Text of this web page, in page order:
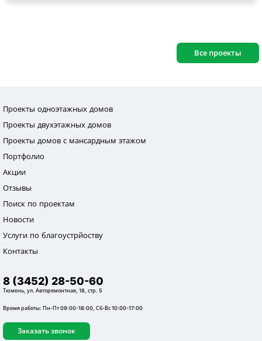
Все проекты
Проекты одноэтажных домов
Проекты двухэтажных домов
Проекты домов с мансардным этажом
Портфолио
Акции
Отзывы
Поиск по проектам
Новости
Услуги по благоустрйоству
Контакты
8 (3452) 28-50-60
Тюмень, ул. Авторемонтная, 18, стр. 5
Время работы: Пн-Пт 09:00-18:00, Сб-Вс 10:00-17:00
Заказать звонок